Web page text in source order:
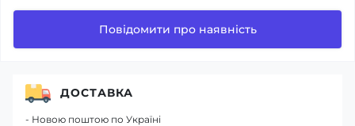
Повідомити про наявність
ДОСТАВКА
- Новою поштою по Україні